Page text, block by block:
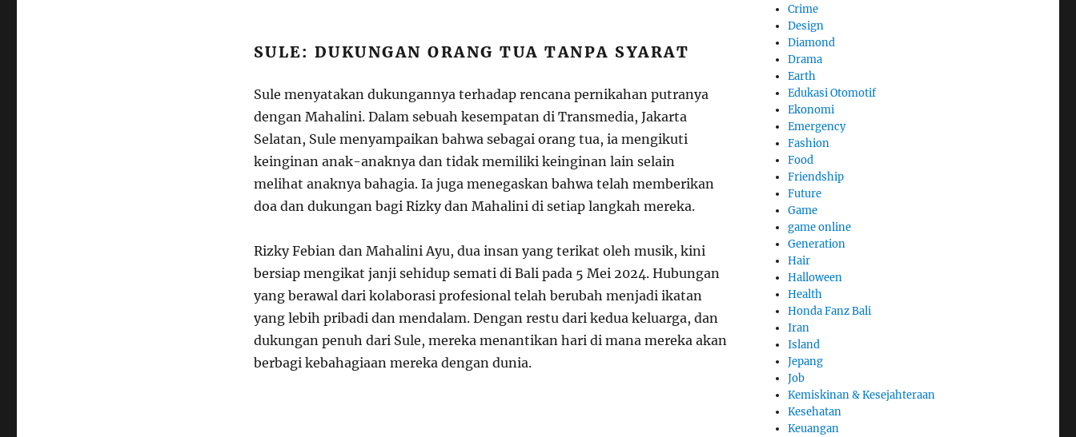
SULE: DUKUNGAN ORANG TUA TANPA SYARAT
Sule menyatakan dukungannya terhadap rencana pernikahan putranya
dengan Mahalini. Dalam sebuah kesempatan di Transmedia, Jakarta
Selatan, Sule menyampaikan bahwa sebagai orang tua, ia mengikuti
keinginan anak-anaknya dan tidak memiliki keinginan lain selain
melihat anaknya bahagia. Ia juga menegaskan bahwa telah memberikan
doa dan dukungan bagi Rizky dan Mahalini di setiap langkah mereka.
Rizky Febian dan Mahalini Ayu, dua insan yang terikat oleh musik, kini
bersiap mengikat janji sehidup semati di Bali pada 5 Mei 2024. Hubungan
yang berawal dari kolaborasi profesional telah berubah menjadi ikatan
yang lebih pribadi dan mendalam. Dengan restu dari kedua keluarga, dan
dukungan penuh dari Sule, mereka menantikan hari di mana mereka akan
berbagi kebahagiaan mereka dengan dunia.
Crime
Design
Diamond
Drama
Earth
Edukasi Otomotif
Ekonomi
Emergency
Fashion
Food
Friendship
Future
Game
game online
Generation
Hair
Halloween
Health
Honda Fanz Bali
Iran
Island
Jepang
Job
Kemiskinan & Kesejahteraan
Kesehatan
Keuangan